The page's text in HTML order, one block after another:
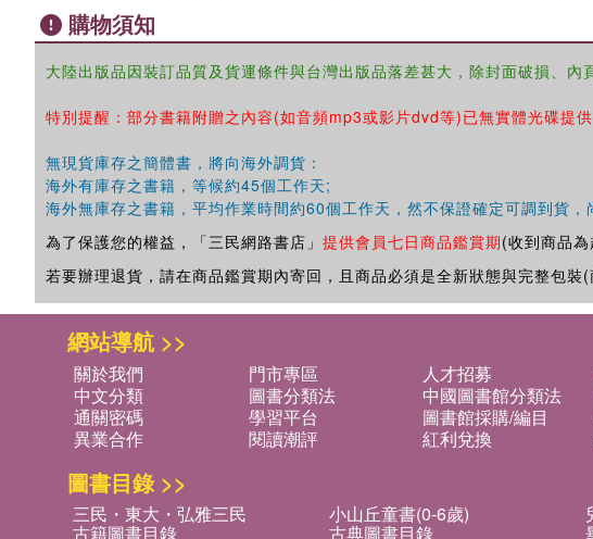
購物須知
大陸出版品因裝訂品質及貨運條件與台灣出版品落差甚大，除封面破損、內
特別提醒：部分書籍附贈之內容(如音頻mp3或影片dvd等)已無實體光碟提
無現貨庫存之簡體書，將向海外調貨：
海外有庫存之書籍，等候約45個工作天;
海外無庫存之書籍，平均作業時間約60個工作天，然不保證確定可調到貨，
為了保護您的權益，「三民網路書店」 提供會員七日商品鑑賞期(收到商品為
若要辦理退貨，請在商品鑑賞期內寄回，且商品必須是全新狀態與完整包裝
網站導航 >>
關於我們 門市專區 人才招募
中文分類
圖書分類法 中國圖書館分類法
通關密碼
學習平台 圖書館採購/編目
異業合作
閱讀潮評 紅利兌換
圖書目錄 >>
三民・東大・弘雅三民 小山丘童書(0-6歲)
古籍圖書目錄 古典圖書目錄